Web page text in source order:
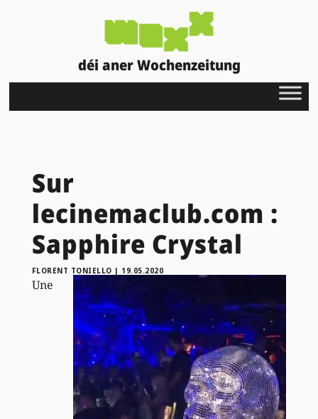
déi aner Wochenzeitung
Sur
lecinemaclub.com :
Sapphire Crystal
FLORENT TONIELLO | 19.05.2020
Une